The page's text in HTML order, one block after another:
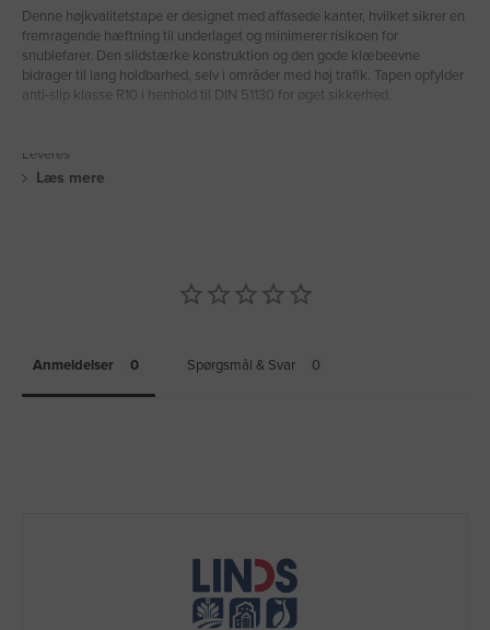
Denne højkvalitetstape er designet med affasede kanter, hvilket sikrer en
fremragende hæftning til underlaget og minimerer risikoen for
snublefarer. Den slidstærke konstruktion og den gode klæbeevne
bidrager til lang holdbarhed, selv i områder med høj trafik. Tapen opfylder
anti-slip klasse R10 i henhold til DIN 51130 for øget sikkerhed.
Leveres
Læs mere
Anmeldelser Spørgsmål & Svar